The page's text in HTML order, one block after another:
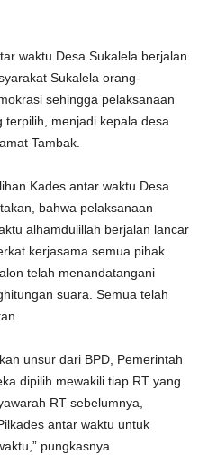
waktu Desa Sukalela berjalan
Sukalela orang-
sehingga pelaksanaan
terpilih, menjadi kepala desa
Tambak.
Kades antar waktu Desa
bahwa pelaksanaan
alhamdulillah berjalan lancar
kerjasama semua pihak.
telah menandatangani
suara. Semua telah
unsur dari BPD, Pemerintah
dipilih mewakili tiap RT yang
RT sebelumnya,
antar waktu untuk
pungkasnya.